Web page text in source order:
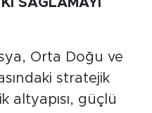
SAĞLAMAYI
Orta Doğu ve
stratejik
altyapısı, güçlü